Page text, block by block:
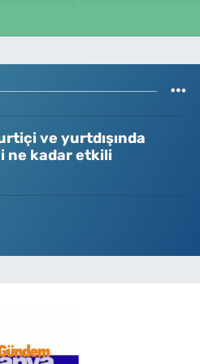
ve yurtdışında
ne kadar etkili